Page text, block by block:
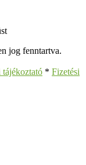
jog fenntartva.
tájékoztató * Fizetési